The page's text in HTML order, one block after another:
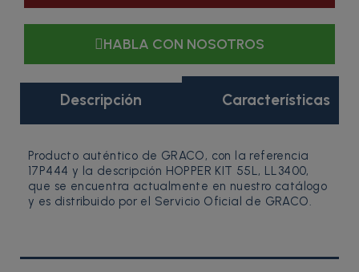
HABLA CON NOSOTROS
Descripción Características
Producto auténtico de GRACO, con la referencia
17P444 y la descripción HOPPER KIT 55L, LL3400,
que se encuentra actualmente en nuestro catálogo
y es distribuido por el Servicio Oficial de GRACO.